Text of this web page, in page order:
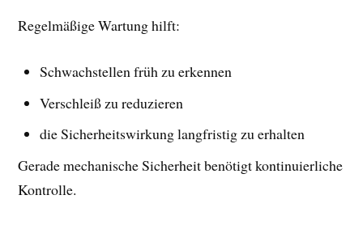
Regelmäßige Wartung hilft:
Schwachstellen früh zu erkennen
Verschleiß zu reduzieren
die Sicherheitswirkung langfristig zu erhalten
Gerade mechanische Sicherheit benötigt kontinuierliche
Kontrolle.